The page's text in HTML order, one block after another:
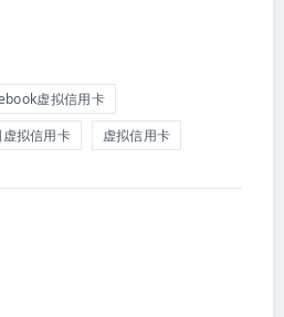
虚拟信用卡
拟信用卡 虚拟信用卡